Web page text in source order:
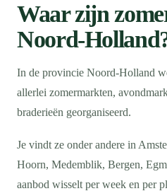
Waar zijn
Noord-
In de provincie Noord-Holland
allerlei zomermarkten,
braderieën georganiseerd.
Je vindt ze onder andere in
Hoorn, Medemblik, Bergen,
aanbod wisselt per week en per